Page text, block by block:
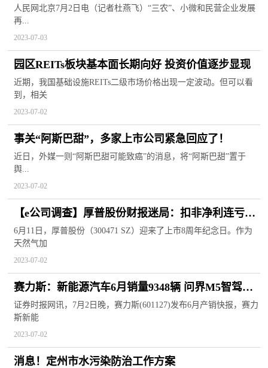
增加2000亿元
人民网北京7月2日电（记者杜燕飞）“三农”、小微和民营企业发展
再...
2023-07-03
园区REITs板块基本面长期向好 投资价值逐步显现
近期，我国基础设施REITs二级市场价格出现一定波动。但可以看
到，相关
2023-07-02
事关“阿斯巴甜”，多家上市公司紧急回应了！
近日，外媒一则“阿斯巴甜可能致癌”的消息，将“阿斯巴甜”置于
舆...
2023-07-02
【e公司调查】厚普股份财报迷局：扣非净利连亏五
年，多项资产减值计提存疑
6月11日，厚普股份（300471 SZ）迎来了上市8周年纪念日。作为
天然气加
2023-07-02
赛力斯：新能源汽车6月销量9348辆 问界M5智驾版
开启全国交付
证券时报网讯，7月2日晚，赛力斯(601127)发布6月产销快报，赛力
斯新能
2023-07-02
消息！定州市水污染防治工作方案